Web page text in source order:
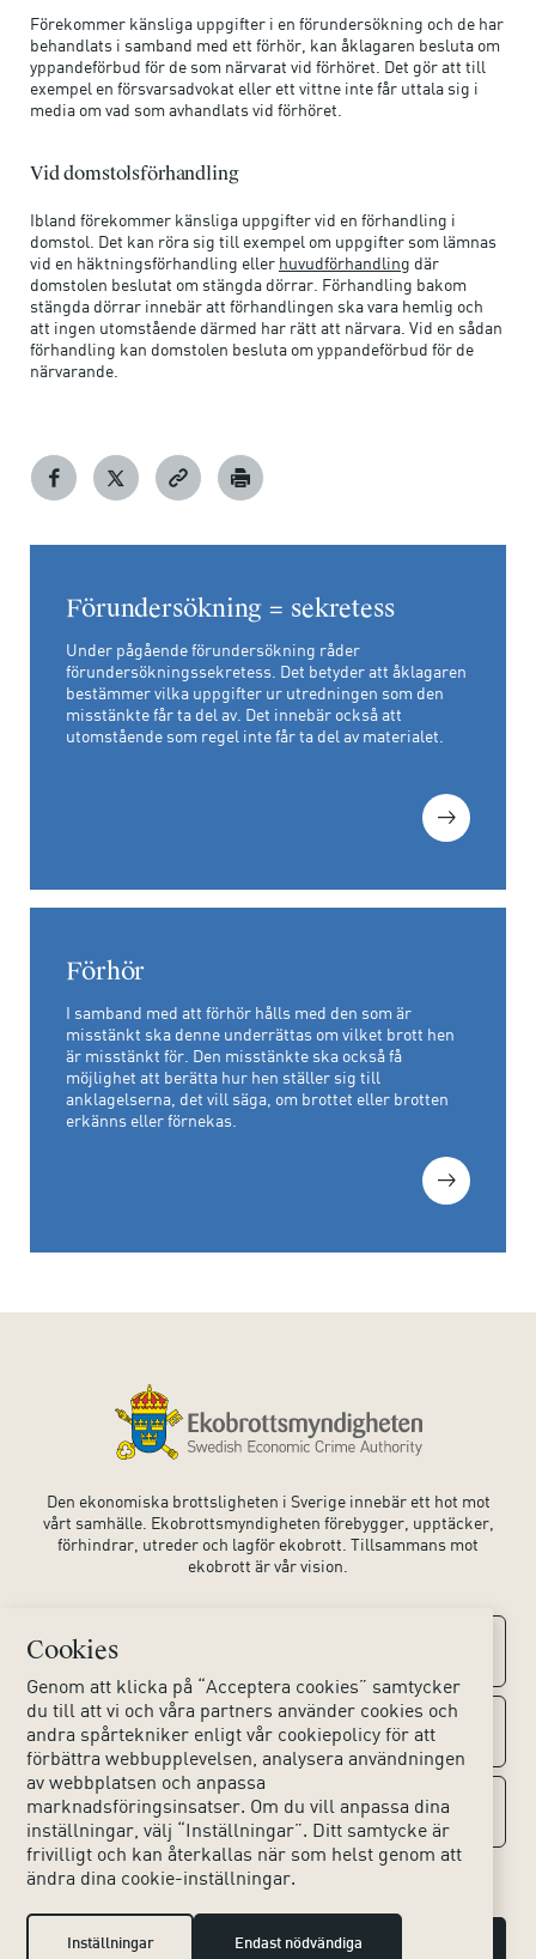
Cookies
Genom att klicka på “Acceptera cookies” samtycker
du till att vi och våra partners använder cookies och
andra spårtekniker enligt vår cookiepolicy för att
förbättra webbupplevelsen, analysera användningen
av webbplatsen och anpassa
marknadsföringsinsatser. Om du vill anpassa dina
inställningar, välj “Inställningar”. Ditt samtycke är
frivilligt och kan återkallas när som helst genom att
ändra dina cookie-inställningar.
Inställningar Endast nödvändiga
Förekommer känsliga uppgifter i en förundersökning och de har
behandlats i samband med ett förhör, kan åklagaren besluta om
yppandeförbud för de som närvarat vid förhöret. Det gör att till
exempel en försvarsadvokat eller ett vittne inte får uttala sig i
media om vad som avhandlats vid förhöret.
Vid domstolsförhandling
Ibland förekommer känsliga uppgifter vid en förhandling i
domstol. Det kan röra sig till exempel om uppgifter som lämnas
vid en häktningsförhandling eller huvudförhandling (Förklarande
text:
rättegången)
där
domstolen beslutat om stängda dörrar. Förhandling bakom
stängda dörrar innebär att förhandlingen ska vara hemlig och
att ingen utomstående därmed har rätt att närvara. Vid en sådan
förhandling kan domstolen besluta om yppandeförbud för de
närvarande.
Förundersökning = sekretess
Under pågående förundersökning råder
förundersökningssekretess. Det betyder att åklagaren
bestämmer vilka uppgifter ur utredningen som den
misstänkte får ta del av. Det innebär också att
utomstående som regel inte får ta del av materialet.
Förhör
I samband med att förhör hålls med den som är
misstänkt ska denne underrättas om vilket brott hen
är misstänkt för. Den misstänkte ska också få
möjlighet att berätta hur hen ställer sig till
anklagelserna, det vill säga, om brottet eller brotten
erkänns eller förnekas.
Den ekonomiska brottsligheten i Sverige innebär ett hot mot
vårt samhälle. Ekobrottsmyndigheten förebygger, upptäcker,
förhindrar, utreder och lagför ekobrott. Tillsammans mot
ekobrott är vår vision.
Kontaktuppgifter
Kontakta oss
Huvudkontoret
Lokala kontor
Press & Media
Om webbplatsen
Tillgänglighet webbplats
Hjälpmedel
Sociala medier
Instagram
LinkedIn Hantera cookies